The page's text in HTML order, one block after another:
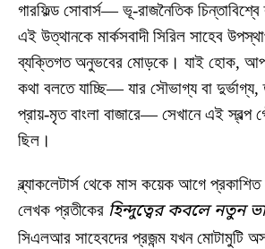
গারফিল্ড সোবার্স— ভূ-রাজনৈতিক চিন্তাবিশ্বে
এই উত্থানকে মার্কসবাদী সিরিল সাহেব
ব্যক্তিগত অনুভবের মোড়কে। যাই হোক,
কথা বলতে যাচ্ছি— যার সৌভাগ্য বা
প্রায়-মৃত বাংলা বাজারে— সেখানে এই স্বল্প
ছিল।
ব্ল্যাকলেটার্স থেকে মাস কয়েক আগে প্রকাশিত
লেখক প্রতীকের হিন্দুত্বের কবলে নতুন
সিএলআর সাহেবদের প্রজন্ম যখন মোটামুটি